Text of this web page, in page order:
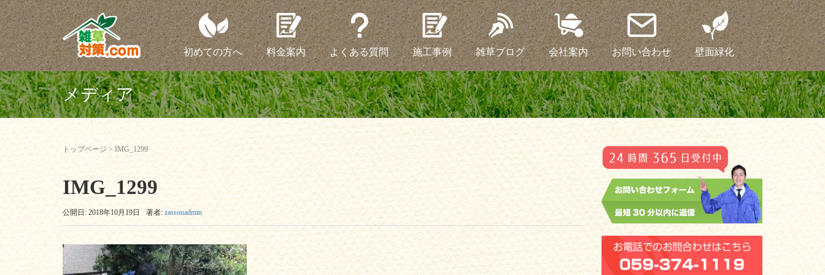
初めての方へ 料金案内 よくある質問 施工事例 雑草ブログ 会社案内 お問い合わせ 壁面緑化
メディア
トップページ > IMG_1299
IMG_1299
公開日: 2018年10月19日 著者: zassouadmin